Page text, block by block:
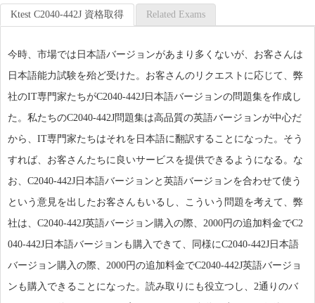
Ktest C2040-442J 資格取得 Related Exams
今時、市場では日本語バージョンがあまり多くないが、お客さんは
日本語能力試験を殆ど受けた。お客さんのリクエストに応じて、弊
社のIT専門家たちがC2040-442J日本語バージョンの問題集を作成し
た。私たちのC2040-442J問題集は高品質の英語バージョンが中心だ
から、IT専門家たちはそれを日本語に翻訳することになった。そう
すれば、お客さんたちに良いサービスを提供できるようになる。な
お、C2040-442J日本語バージョンと英語バージョンを合わせて使う
という意見を出したお客さんもいるし、こういう問題を考えて、弊
社は、C2040-442J英語バージョン購入の際、2000円の追加料金でC2
040-442J日本語バージョンも購入できて、同様にC2040-442J日本語
バージョン購入の際、2000円の追加料金でC2040-442J英語バージョ
ンも購入できることになった。読み取りにも役立つし、2通りのバ